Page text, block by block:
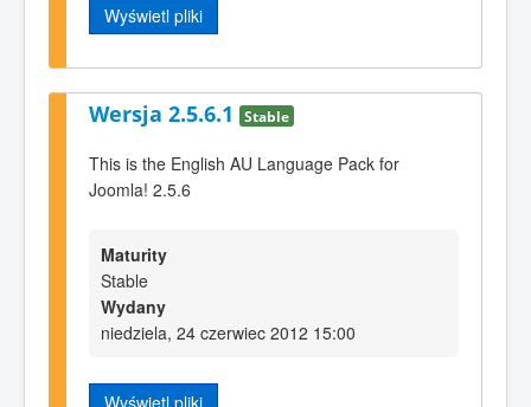
Wyświetl pliki
Wersja 2.5.6.1 Stable
This is the English AU Language Pack for
Joomla! 2.5.6
Maturity
Stable
Wydany
niedziela, 24 czerwiec 2012 15:00
Wyświetl pliki